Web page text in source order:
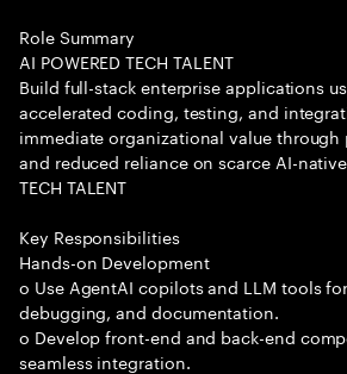
Role Summary
AI POWERED TECH TALENT
Build full-stack enterprise applications
accelerated coding, testing, and
immediate organizational value
and reduced reliance on scarce AI-native
TECH TALENT
Key Responsibilities
Hands-on Development
o Use AgentAI copilots and LLM tools
debugging, and documentation.
o Develop front-end and back-end
seamless integration.